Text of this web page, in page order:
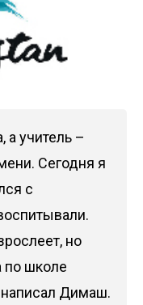
а учитель –
Сегодня я
с
но
по школе
Димаш.